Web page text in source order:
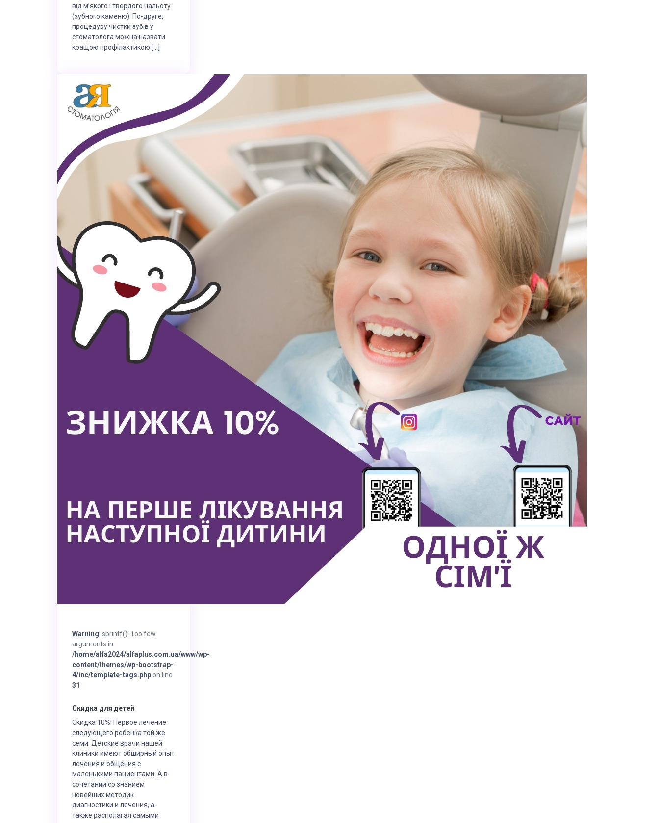
від м’якого і твердого нальоту
(зубного каменю). По-друге,
процедуру чистки зубів у
стоматолога можна назвати
кращою профілактикою […]
Warning: sprintf(): Too few
arguments in
/home/alfa2024/alfaplus.com.ua/www/wp-
content/themes/wp-bootstrap-
4/inc/template-tags.php on line
31
Скидка для детей
Скидка 10%! Первое лечение
следующего ребенка той же
семи. Детские врачи нашей
клиники имеют обширный опыт
лечения и общения с
маленькими пациентами. А в
сочетании со знанием
новейших методик
диагностики и лечения, а
также располагая самыми